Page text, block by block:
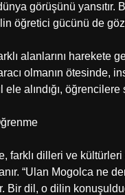
görüşünü yansıtır.
öğretici gücünü de
alanlarını harekete
olmanın ötesinde,
ele alındığı,
farklı dilleri ve
“Ulan Mogolca ne
dil, o dilin